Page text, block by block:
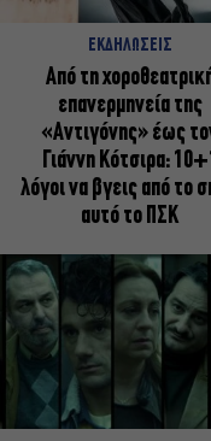
ΕΚΔΗΛΩΣΕΙΣ
Από τη
επανερμηνεία της
«Αντιγόνης» έως
Γιάννη Κότσιρα: 10+1
λόγοι να βγεις από το
αυτό το ΠΣΚ